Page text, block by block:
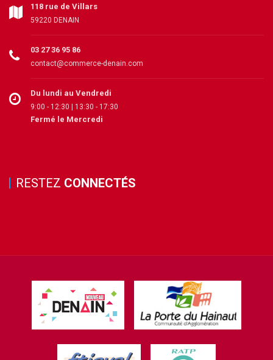
118 rue de Villars
59220 DENAIN
03 27 36 95 86
contact@commerce-denain.com
Du lundi au Vendredi
9:00 - 12:30 | 13:30 - 17:30
Fermé le Mercredi
RESTEZ CONNECTÉS